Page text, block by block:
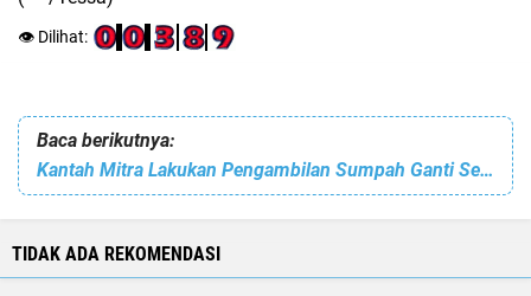
👁️ Dilihat:
Baca berikutnya:
Kantah Mitra Lakukan Pengambilan Sumpah Ganti Sertipikat Hilang
TIDAK ADA REKOMENDASI